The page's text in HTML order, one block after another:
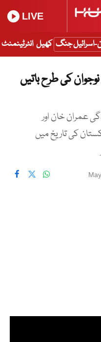
LIVE
اسرائیل جنگ کھیل انٹرٹینمنٹ
19 سال کے نوجوان کی طرح باتیں
عمران خان اور
کی تاریخ میں